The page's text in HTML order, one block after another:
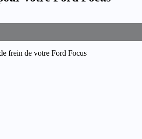
frein de votre Ford Focus